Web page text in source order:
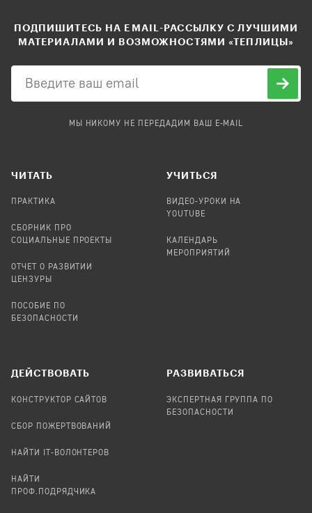
ПОДПИШИТЕСЬ НА EMAIL-РАССЫЛКУ С ЛУЧШИМИ
МАТЕРИАЛАМИ И ВОЗМОЖНОСТЯМИ «ТЕПЛИЦЫ»
МЫ НИКОМУ НЕ ПЕРЕДАДИМ ВАШ E-MAIL
ЧИТАТЬ
ПРАКТИКА
СБОРНИК ПРО
СОЦИАЛЬНЫЕ ПРОЕКТЫ
ОТЧЕТ О РАЗВИТИИ
ЦЕНЗУРЫ
ПОСОБИЕ ПО
БЕЗОПАСНОСТИ
УЧИТЬСЯ
ВИДЕО-УРОКИ НА
YOUTUBE
КАЛЕНДАРЬ
МЕРОПРИЯТИЙ
ДЕЙСТВОВАТЬ
КОНСТРУКТОР САЙТОВ
СБОР ПОЖЕРТВОВАНИЙ
НАЙТИ IT-ВОЛОНТЕРОВ
НАЙТИ
ПРОФ.ПОДРЯДЧИКА
РАЗВИВАТЬСЯ
ЭКСПЕРТНАЯ ГРУППА ПО
БЕЗОПАСНОСТИ